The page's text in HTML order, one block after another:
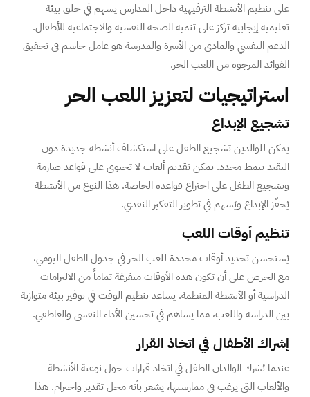
على تنظيم الأنشطة الترفيهية داخل المدارس يسهم في خلق بيئة
تعليمية إيجابية تركز على تنمية الصحة النفسية والاجتماعية للأطفال.
الدعم النفسي والمادي من الأسرة والمدرسة هو عامل حاسم في تحقيق
الفوائد المرجوة من اللعب الحر.
استراتيجيات لتعزيز اللعب الحر
تشجيع الإبداع
يمكن للوالدين تشجيع الطفل على استكشاف أنشطة جديدة دون
التقيد بنمط محدد. يمكن تقديم ألعاب لا تحتوي على قواعد صارمة
وتشجيع الطفل على اختراع قواعده الخاصة. هذا النوع من الأنشطة
يُحفّز الإبداع ويُسهم في تطوير التفكير النقدي.
تنظيم أوقات اللعب
يُستحسن تحديد أوقات محددة للعب الحر في جدول الطفل اليومي،
مع الحرص على أن تكون هذه الأوقات متفرغة تماماً من الالتزامات
الدراسية أو الأنشطة المنظمة. يساعد تنظيم الوقت في توفير بيئة متوازنة
بين الدراسة واللعب، مما يساهم في تحسين الأداء النفسي والعاطفي.
إشراك الأطفال في اتخاذ القرار
عندما يُشرك الوالدان الطفل في اتخاذ قرارات حول نوعية الأنشطة
والألعاب التي يرغب في ممارستها، يشعر بأنه محل تقدير واحترام. هذا